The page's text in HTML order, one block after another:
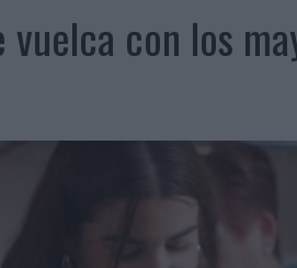
DE ARÓN PIPER EN UNA EXPERIENCIA DE MARCA EN IBIZA
DIGITAL DE LAS MARCAS
SOUVENIRS CON IA
NO INTEGRAN LA INFANCIA EN SU ESTRATEGIA
DE MEDIOS EN VERANO Y SUPERA AL MÓVIL
vuelca con los